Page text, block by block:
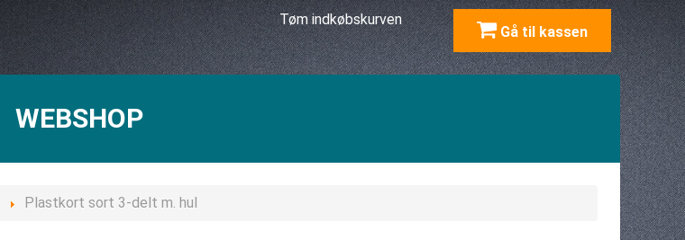
Tøm indkøbskurven
Gå til kassen
WEBSHOP
Plastkort sort 3-delt m. hul